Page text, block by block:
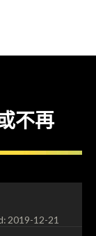
不再
2019-12-21